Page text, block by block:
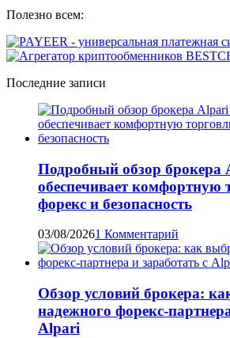
Полезно всем:
Последние записи
Подробный обзор брокера
обеспечивает комфортную
форекс и безопасность
03/08/20261 Комментарий
Обзор условий брокера:
надежного форекс-
Alpari